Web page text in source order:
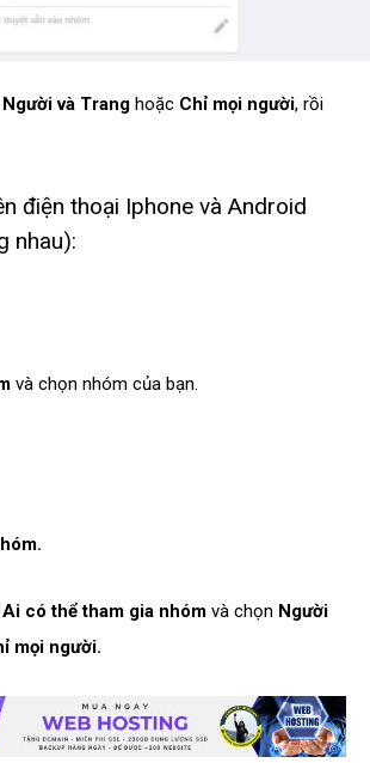
Người và Trang hoặc Chỉ mọi người, rồi
điện thoại Iphone và Android
nhau):
và chọn nhóm của bạn.
Ai có thể tham gia nhóm và chọn Người
mọi người.